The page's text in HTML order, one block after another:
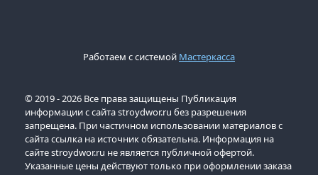
Работаем с системой Мастеркасса
© 2019 - 2026 Все права защищены Публикация
информации с сайта stroydwor.ru без разрешения
запрещена. При частичном использовании материалов с
сайта ссылка на источник обязательна. Информация на
сайте stroydwor.ru не является публичной офертой.
Указанные цены действуют только при оформлении заказа